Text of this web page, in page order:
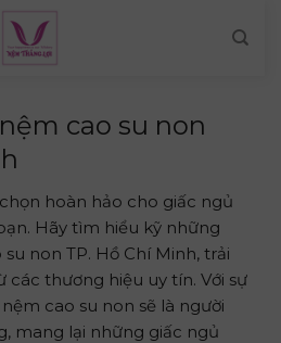
cao su non
hoàn hảo cho giấc ngủ
Hãy tìm hiểu kỹ những
non TP. Hồ Chí Minh, trải
các thương hiệu uy tín. Với sự
cao su non sẽ là người
mang lại những giấc ngủ